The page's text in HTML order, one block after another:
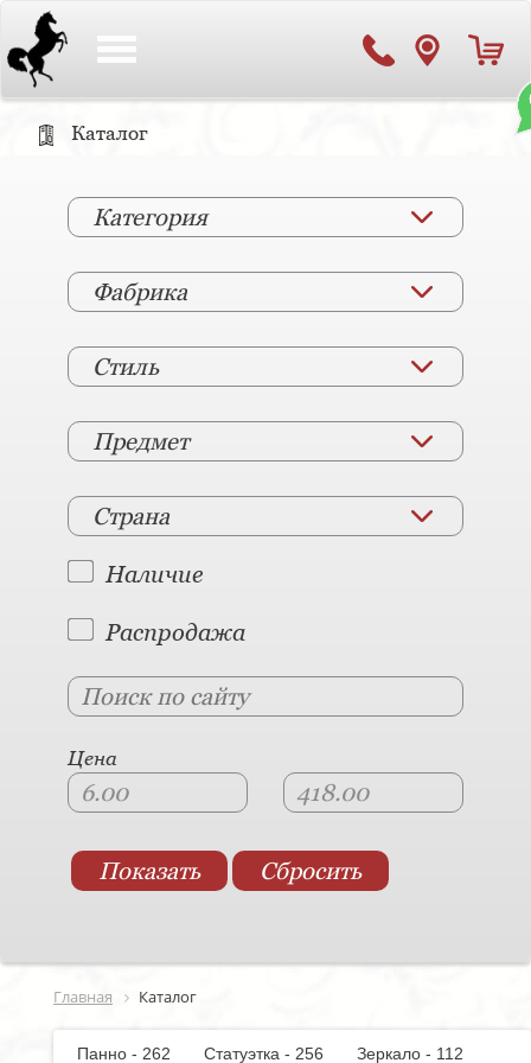
Каталог
Категория
Фабрика
Стиль
Предмет
Страна
Наличие
Распродажа
Цена
Главная Каталог
Панно - 262 Статуэтка - 256
Зеркало - 112